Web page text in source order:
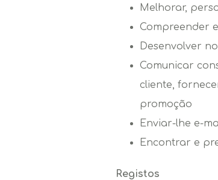
Melhorar,
Compreender
Desenvolver
Comunicar
cliente,
promoção
Enviar-lhe e-
Encontrar e
Registos